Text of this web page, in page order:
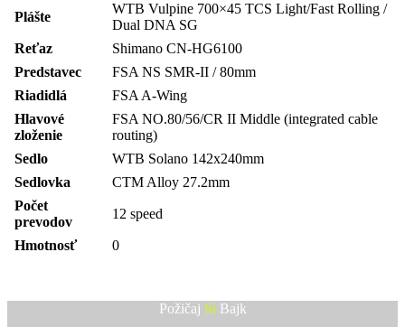
Plášte
WTB Vulpine 700×45 TCS Light/Fast Rolling /
Dual DNA SG
Reťaz
Shimano CN-HG6100
Predstavec
FSA NS SMR-II / 80mm
Riadidlá
FSA A-Wing
Hlavové
zloženie
FSA NO.80/56/CR II Middle (integrated cable
routing)
Sedlo
WTB Solano 142x240mm
Sedlovka
CTM Alloy 27.2mm
Počet
prevodov
12 speed
Hmotnosť 0
Požičaj Si Bajk